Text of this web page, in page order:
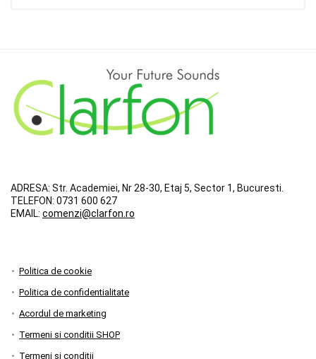
ADRESA: Str. Academiei, Nr 28-30, Etaj 5, Sector 1, Bucuresti.
TELEFON: 0731 600 627
EMAIL: comenzi@clarfon.ro
Politica de cookie
Politica de confidentialitate
Acordul de marketing
Termeni si conditii SHOP
Termeni si conditii